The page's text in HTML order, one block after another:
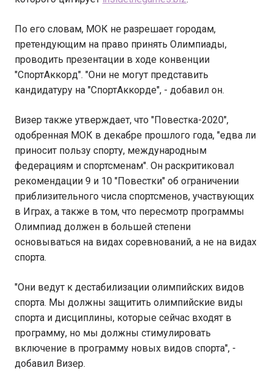
По его словам, МОК не разрешает городам,
претендующим на право принять Олимпиады,
проводить презентации в ходе конвенции
"СпортАккорд". "Они не могут представить
кандидатуру на "СпортАккорде", - добавил он.
Визер также утверждает, что "Повестка-2020",
одобренная МОК в декабре прошлого года, "едва ли
приносит пользу спорту, международным
федерациям и спортсменам". Он раскритиковал
рекомендации 9 и 10 "Повестки" об ограничении
приблизительного числа спортсменов, участвующих
в Играх, а также в том, что пересмотр программы
Олимпиад должен в большей степени
основываться на видах соревнований, а не на видах
спорта.
"Они ведут к дестабилизации олимпийских видов
спорта. Мы должны защитить олимпийские виды
спорта и дисциплины, которые сейчас входят в
программу, но мы должны стимулировать
включение в программу новых видов спорта", -
добавил Визер.